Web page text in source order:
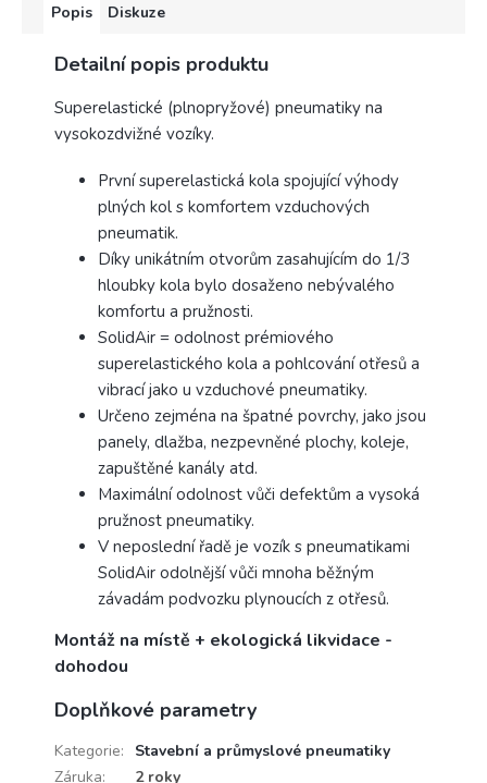
Popis Diskuze
Detailní popis produktu
Superelastické (plnopryžové) pneumatiky na
vysokozdvižné vozíky.
První superelastická kola spojující výhody
plných kol s komfortem vzduchových
pneumatik.
Díky unikátním otvorům zasahujícím do 1/3
hloubky kola bylo dosaženo nebývalého
komfortu a pružnosti.
SolidAir = odolnost prémiového
superelastického kola a pohlcování otřesů a
vibrací jako u vzduchové pneumatiky.
Určeno zejména na špatné povrchy, jako jsou
panely, dlažba, nezpevněné plochy, koleje,
zapuštěné kanály atd.
Maximální odolnost vůči defektům a vysoká
pružnost pneumatiky.
V neposlední řadě je vozík s pneumatikami
SolidAir odolnější vůči mnoha běžným
závadám podvozku plynoucích z otřesů.
Montáž na místě + ekologická likvidace -
dohodou
Doplňkové parametry
Kategorie:
Stavební a průmyslové pneumatiky
Záruka:
2 roky